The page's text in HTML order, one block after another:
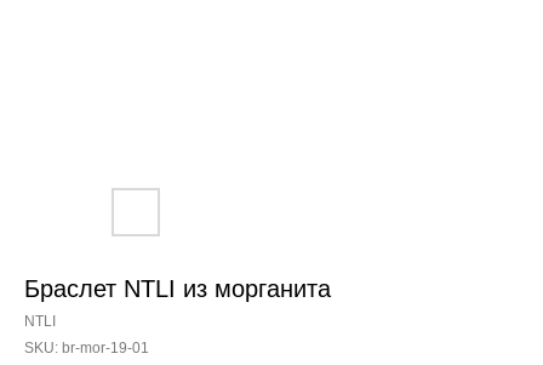
Браслет NTLI из морганита
NTLI
SKU: br-mor-19-01